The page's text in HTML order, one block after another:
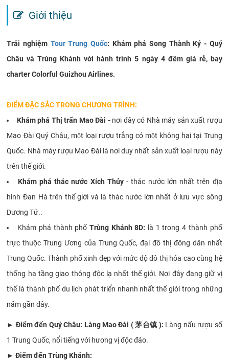
Giới thiệu
Trải nghiệm Tour Trung Quốc: Khám phá Song Thành Ký - Quý
Châu và Trùng Khánh với hành trình 5 ngày 4 đêm giá rẻ, bay
charter Colorful Guizhou Airlines.
ĐIỂM ĐẶC SẮC TRONG CHƯƠNG TRÌNH:
Khám phá Thị trấn Mao Đài - nơi đây có Nhà máy sản xuất rượu
Mao Đài Quý Châu, một loại rượu trắng có một không hai tại Trung
Quốc. Nhà máy rượu Mao Đài là nơi duy nhất sản xuất loại rượu này
trên thế giới.
Khám phá thác nước Xích Thủy- thác nước lớn nhất trên địa
hình Đan Hà trên thế giới và là thác nước lớn nhất ở lưu vực sông
Dương Tử..
Khám phá thành phố Trùng Khánh 8D: là 1 trong 4 thành phố
trực thuộc Trung Ương của Trung Quốc, đại đô thị đông dân nhất
Trung Quốc. Thành phố xinh đẹp với mức độ đô thị hóa cao cùng hệ
thống hạ tầng giao thông độc lạ nhất thế giới. Nơi đây đang giữ vị
thế là thành phố du lịch phát triển nhanh nhất thế giới trong những
năm gần đây.
► Điểm đến Quý Châu: Làng Mao Đài ( 茅台镇 ): Làng nấu rượu số
1 Trung Quốc, nổi tiếng với hương vị độc đáo.
► Điểm đến Trùng Khánh: